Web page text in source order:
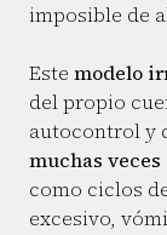
imposible de
Este modelo
del propio
autocontrol y
muchas
como ciclos
excesivo,